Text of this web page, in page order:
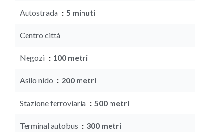
Autostrada 5 minuti
Centro città
Negozi 100 metri
Asilo nido 200 metri
Stazione ferroviaria 500 metri
Terminal autobus 300 metri